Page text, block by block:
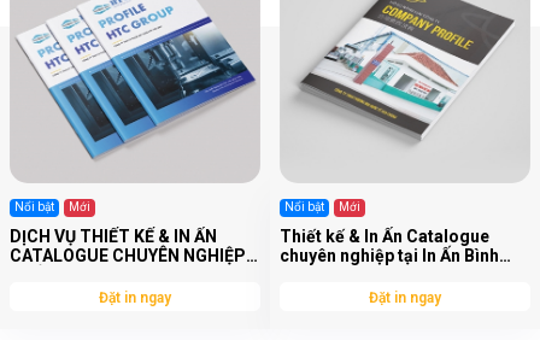
Nổi bật Mới
DỊCH VỤ THIẾT KẾ & IN ẤN
CATALOGUE CHUYÊN NGHIỆP –
Đặt in ngay
Nổi bật Mới
Thiết kế & In Ấn Catalogue
chuyên nghiệp tại In Ấn Bình
Đặt in ngay